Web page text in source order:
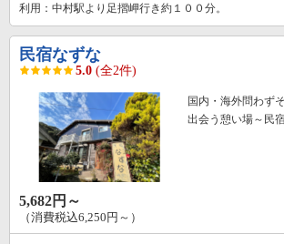
利用：中村駅より足摺岬行き約１００分。
民宿なずな
5.0 (全2件)
国内・海外問わず
出会う憩い場～民
5,682円～
（消費税込6,250円～）